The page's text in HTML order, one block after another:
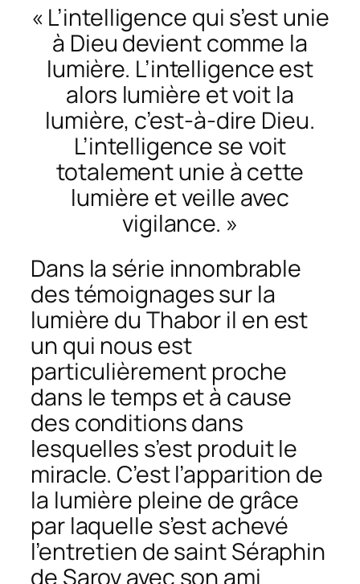
« L’intelligence qui s’est unie
à Dieu devient comme la
lumière. L’intelligence est
alors lumière et voit la
lumière, c’est-à-dire Dieu.
L’intelligence se voit
totalement unie à cette
lumière et veille avec
vigilance. »
Dans la série innombrable
des témoignages sur la
lumière du Thabor il en est
un qui nous est
particulièrement proche
dans le temps et à cause
des conditions dans
lesquelles s’est produit le
miracle. C’est l’apparition de
la lumière pleine de grâce
par laquelle s’est achevé
l’entretien de saint Séraphin
de Sarov avec son ami